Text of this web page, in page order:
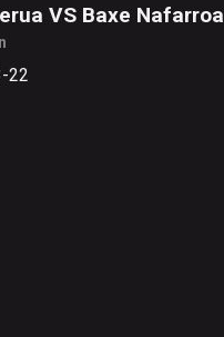
VS Baxe Nafarroa
22